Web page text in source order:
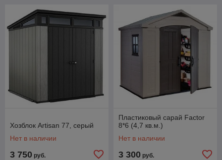
Хозблок Artisan 77, серый
Нет в наличии
3 750 руб.
Пластиковый сарай Factor
8*6 (4,7 кв.м.)
Нет в наличии
3 300 руб.